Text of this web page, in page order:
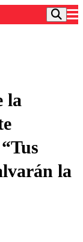
la
la